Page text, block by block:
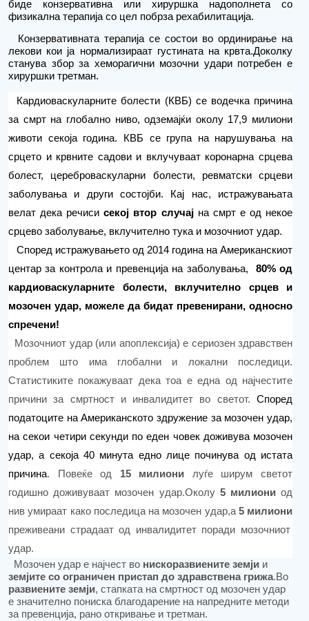
биде конзервативна или хируршка надополнета со
физикална терапија со цел побрза рехабилитација.
Конзервативната терапија се состои во ординирање на
лекови кои ја нормализираат густинатана крвта.Доколку
станува збор за хеморагични мозочни удари потребен е
хируршки третман.
Кардиоваскуларните болести (КВБ) се водечка причина
за смрт на глобално ниво, одземајќи околу 17,9 милиони
животи секоја година. КВБ се група на нарушувања на
срцето и крвните садови и вклучуваат коронарна срцева
болест, цереброваскуларни болести, ревматски срцеви
заболувања и други состојби. Кај нас, истражувањата
велат дека речисисекој втор случајна смрт е од некое
срцево заболување, вклучително тука и мозочниот удар.
Според истражувањето од 2014 година на Американскиот
центар за контрола и превенција на заболувања,
80% од
кардиоваскуларните болести, вклучително срцев и
мозочен удар, можеле да бидат превенирани, односно
спречени!
Мозочниот удар (или апоплексија) е сериозен здравствен
проблем што има глобални и локални последици.
Статистиките покажуваат дека тоа е една од најчестите
причини за смртност и инвалидитет во светот. Според
податоците на Американското здружение за мозочен удар,
на секои четири секунди по еден човек доживува мозочен
удар, а секоја 40 минута едно лице починува од истата
причина. Повеќе од 15 милиони луѓе ширум светот
годишно доживуваат мозочен удар.Околу 5 милиониод
нив умираат како последица на мозочен удар,а 5 милиони
преживеани страдаат од инвалидитет поради мозочниот
удар.
Мозочен удар е најчест во нискоразвиените земји и
земјите со ограничен пристап до здравствена грижа.Во
развиените земји, стапката на смртност од мозочен удар
е значително пониска благодарение на напредните методи
за превенција, рано откривање и третман.